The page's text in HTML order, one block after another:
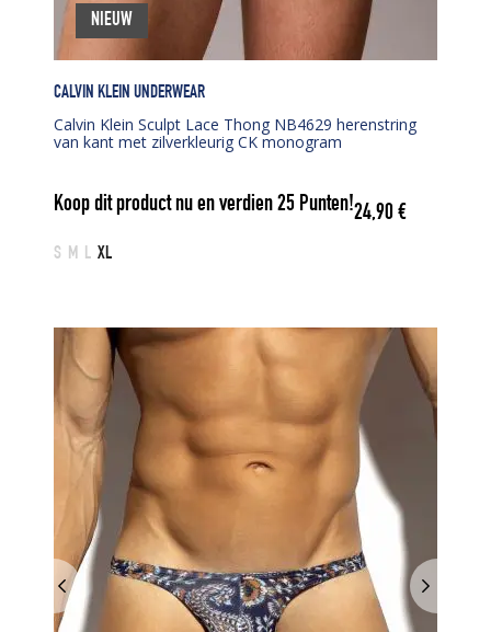
CALVIN KLEIN UNDERWEAR
Calvin Klein Sculpt Lace Thong NB4629 herenstring
van kant met zilverkleurig CK monogram
Koop dit product nu en verdien25 Punten!24,90€
S M L XL
NIEUW